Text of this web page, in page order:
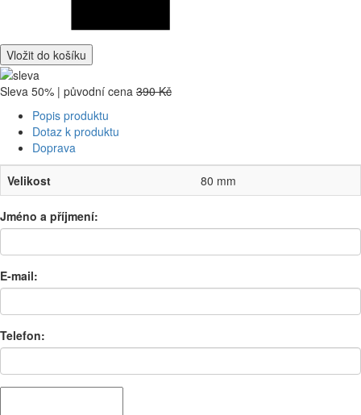
Vložit do košíku
Sleva 50% | původní cena 390 Kč
Popis produktu
Dotaz k produktu
Doprava
Velikost 80 mm
Jméno a příjmení:
E-mail:
Telefon: